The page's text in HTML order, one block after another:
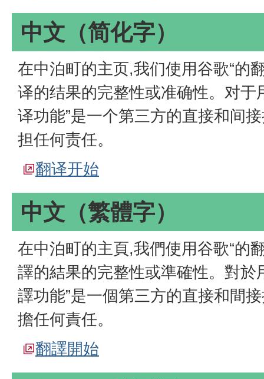
中文（简化字）
在中泊町的主页,我们使用谷歌“的
译的结果的完整性或准确性。对于
译功能”是一个第三方的直接和间
担任何责任。
翻译开始
中文（繁體字）
在中泊町的主頁,我們使用谷歌“的
譯的結果的完整性或準確性。對於
譯功能”是一個第三方的直接和間
擔任何責任。
翻譯開始